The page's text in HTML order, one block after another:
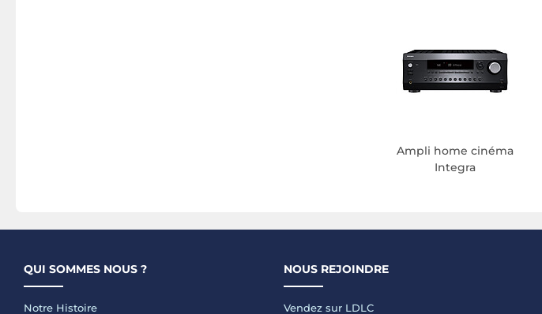
Ampli home cinéma
Integra
QUI SOMMES NOUS ?
Notre Histoire
NOUS REJOINDRE
Vendez sur LDLC